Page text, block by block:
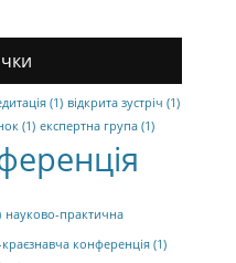
(1) відкрита зустріч (1)
(1) експертна група (1)
науково-практична
конференція (1)